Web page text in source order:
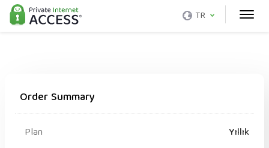
TR
Order Summary
Plan
Yıllık